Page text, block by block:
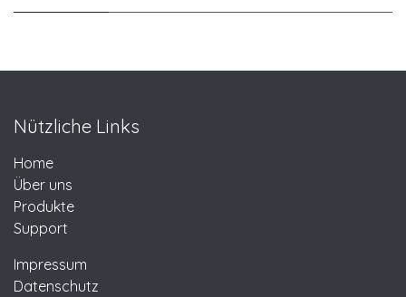
Nützliche Links
Home
Über uns
Produkte
Support
Impressum
Datenschutz